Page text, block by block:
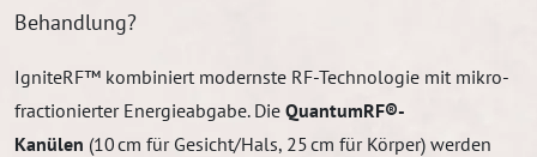
Behandlung?
IgniteRF™ kombiniert modernste RF-Technologie mit mikro-
fractionierter Energieabgabe. Die QuantumRF®-
Kanülen (10 cm für Gesicht/Hals, 25 cm für Körper) werden